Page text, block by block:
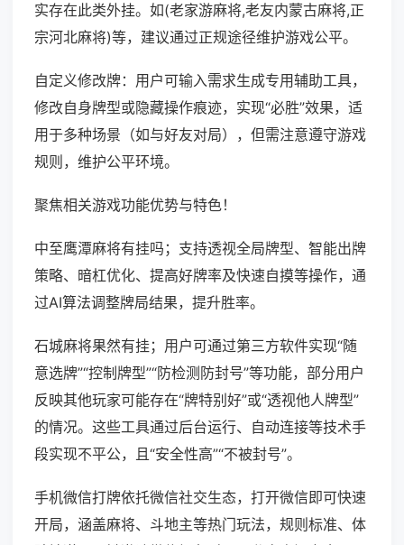
实存在此类外挂。如(老家游麻将,老友内蒙古麻将,正
宗河北麻将)等，建议通过正规途径维护游戏公平。
自定义修改牌：用户可输入需求生成专用辅助工具，
修改自身牌型或隐藏操作痕迹，实现“必胜”效果，适
用于多种场景（如与好友对局），但需注意遵守游戏
规则，维护公平环境。
聚焦相关游戏功能优势与特色！
中至鹰潭麻将有挂吗；支持透视全局牌型、智能出牌
策略、暗杠优化、提高好牌率及快速自摸等操作，通
过AI算法调整牌局结果，提升胜率。
石城麻将果然有挂；用户可通过第三方软件实现“随
意选牌”“控制牌型”“防检测防封号”等功能，部分用户
反映其他玩家可能存在“牌特别好”或“透视他人牌型”
的情况。这些工具通过后台运行、自动连接等技术手
段实现不平公，且“安全性高”“不被封号”。
手机微信打牌依托微信社交生态，打开微信即可快速
开局，涵盖麻将、斗地主等热门玩法，规则标准、体